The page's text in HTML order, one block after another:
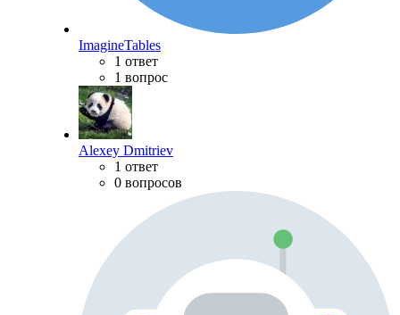
ImagineTables
1 ответ
1 вопрос
Alexey Dmitriev
1 ответ
0 вопросов